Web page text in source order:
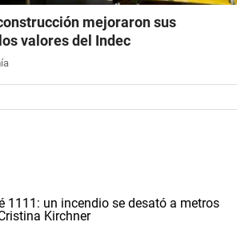
mejoraron sus
valores del Indec